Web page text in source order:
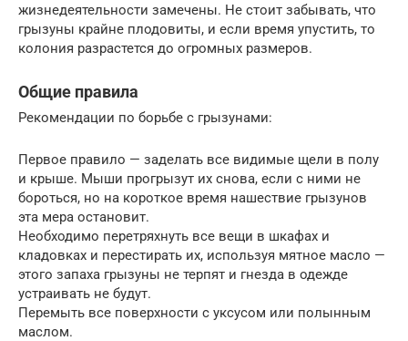
жизнедеятельности замечены. Не стоит забывать, что
грызуны крайне плодовиты, и если время упустить, то
колония разрастется до огромных размеров.
Общие правила
Рекомендации по борьбе с грызунами:
Первое правило — заделать все видимые щели в полу
и крыше. Мыши прогрызут их снова, если с ними не
бороться, но на короткое время нашествие грызунов
эта мера остановит.
Необходимо перетряхнуть все вещи в шкафах и
кладовках и перестирать их, используя мятное масло —
этого запаха грызуны не терпят и гнезда в одежде
устраивать не будут.
Перемыть все поверхности с уксусом или полынным
маслом.